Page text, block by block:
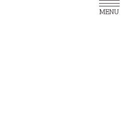
MENU